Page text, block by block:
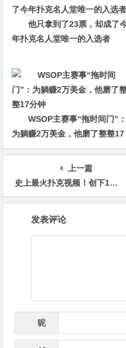
他只拿到了23票，却成了
年扑克名人堂唯一的入选者
WSOP主赛事“拖时间门”：
为躺赚2万美金，他磨了整整17
分钟
上一篇
史上最火扑克视频！创下1个亿的播放量，连职业牌手都惊呆了…
发表评论
昵